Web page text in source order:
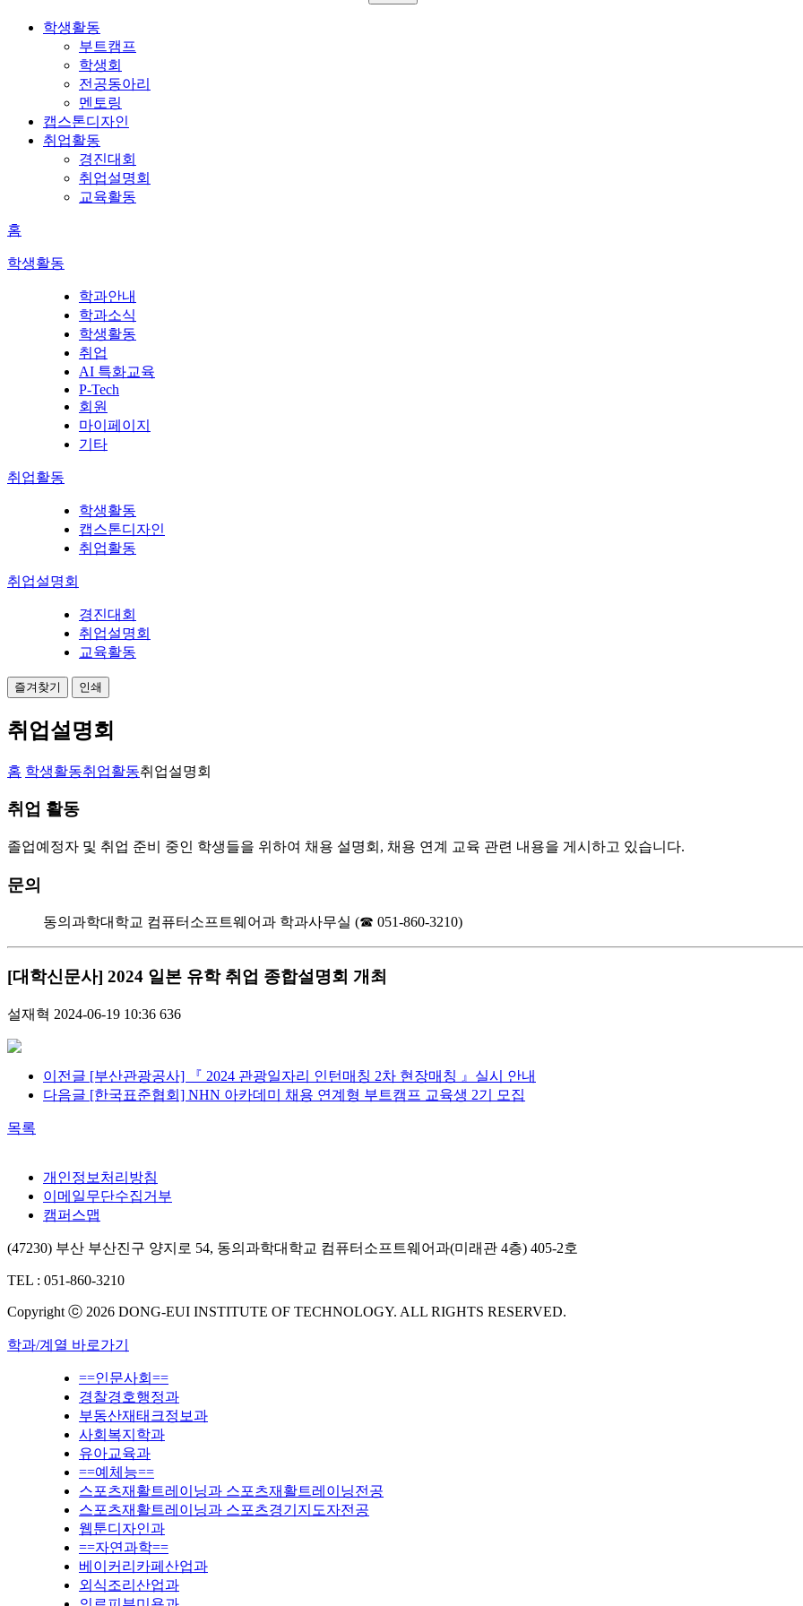
학생활동
부트캠프
학생회
전공동아리
멘토링
캡스톤디자인
취업활동
경진대회
취업설명회
교육활동
홈
학생활동
학과안내
학과소식
학생활동
취업
AI 특화교육
P-Tech
회원
마이페이지
기타
취업활동
학생활동
캡스톤디자인
취업활동
취업설명회
경진대회
취업설명회
교육활동
즐겨찾기 인쇄
취업설명회
홈 학생활동취업활동취업설명회
취업 활동
졸업예정자 및 취업 준비 중인 학생들을 위하여 채용 설명회, 채용 연계 교육 관련 내용을 게시하고 있습니다.
문의
동의과학대학교 컴퓨터소프트웨어과 학과사무실 (☎ 051-860-3210)
[대학신문사] 2024 일본 유학 취업 종합설명회 개최
설재혁 2024-06-19 10:36 636
이전글 [부산관광공사] 『 2024 관광일자리 인턴매칭 2차 현장매칭 』실시 안내
다음글 [한국표준협회] NHN 아카데미 채용 연계형 부트캠프 교육생 2기 모집
목록
개인정보처리방침
이메일무단수집거부
캠퍼스맵
(47230) 부산 부산진구 양지로 54, 동의과학대학교 컴퓨터소프트웨어과(미래관 4층) 405-2호
TEL : 051-860-3210
Copyright ⓒ 2026 DONG-EUI INSTITUTE OF TECHNOLOGY. ALL RIGHTS RESERVED.
학과/계열 바로가기
==인문사회==
경찰경호행정과
부동산재태크정보과
사회복지학과
유아교육과
==예체능==
스포츠재활트레이닝과 스포츠재활트레이닝전공
스포츠재활트레이닝과 스포츠경기지도자전공
웹툰디자인과
==자연과학==
베이커리카페산업과
외식조리산업과